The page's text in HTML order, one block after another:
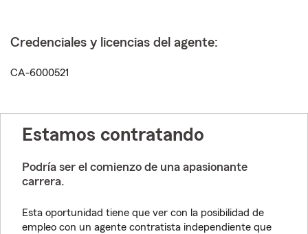
Credenciales y licencias del agente:
CA-6000521
Estamos contratando
Podría ser el comienzo de una apasionante
carrera.
Esta oportunidad tiene que ver con la posibilidad de
empleo con un agente contratista independiente que